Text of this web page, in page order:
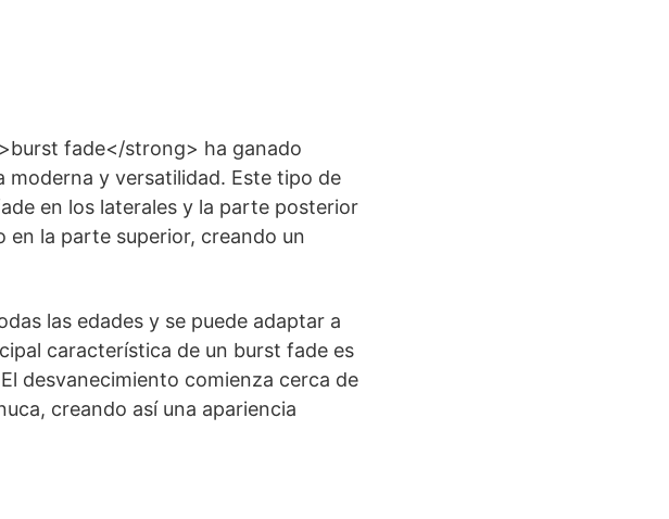
fade</strong> ha ganado
moderna y versatilidad. Este tipo de
en los laterales y la parte posterior
en la parte superior, creando un
las edades y se puede adaptar a
característica de un burst fade es
desvanecimiento comienza cerca de
creando así una apariencia